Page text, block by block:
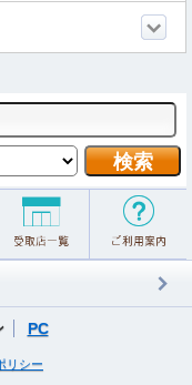
PC
リシー